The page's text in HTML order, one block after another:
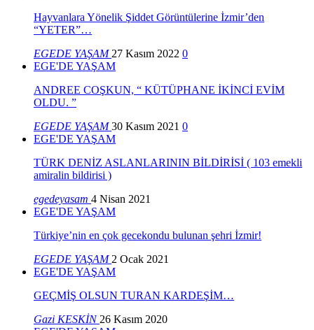
Hayvanlara Yönelik Şiddet Görüntülerine İzmir’den
“YETER”…
EGEDE YAŞAM 27 Kasım 2022 0
EGE'DE YAŞAM
ANDREE COŞKUN, “ KÜTÜPHANE İKİNCİ EVİM
OLDU. ”
EGEDE YAŞAM30 Kasım 2021 0
EGE'DE YAŞAM
TÜRK DENİZ ASLANLARININ BİLDİRİSİ ( 103 emekli
amiralin bildirisi )
egedeyasam 4 Nisan 2021
EGE'DE YAŞAM
Türkiye’nin en çok gecekondu bulunan şehri İzmir!
EGEDE YAŞAM 2 Ocak 2021
EGE'DE YAŞAM
GEÇMİŞ OLSUN TURAN KARDEŞİM…
Gazi KESKİN 26 Kasım 2020